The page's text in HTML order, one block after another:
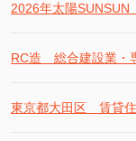
2026年太陽SUNSUN
RC造 総合建設業・
東京都大田区 賃貸住